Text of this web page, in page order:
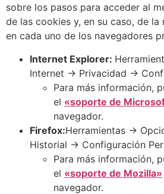
sobre los pasos para acceder al
de las cookies y, en su caso, de la
en cada uno de los navegadores
Internet Explorer:
Internet -> Privacidad ->
Para más información,
el «soporte de
navegador.
Firefox:Herramientas ->
Historial -> Configuración
Para más información,
el «soporte de Mozilla»
navegador.